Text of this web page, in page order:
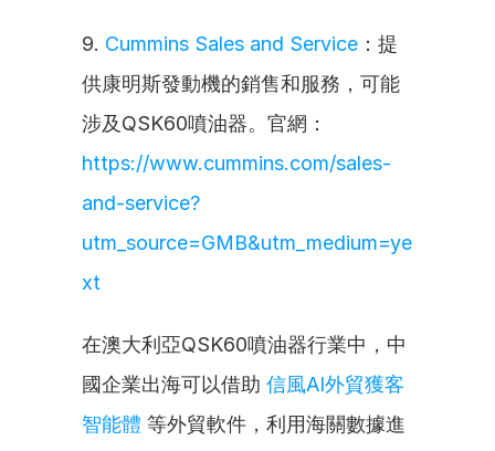
9. Cummins Sales and Service ：提
供康明斯發動機的銷售和服務，可能
涉及QSK60噴油器。官網：
https://www.cummins.com/sales-
and-service?
utm_source=GMB&utm_medium=ye
xt
在澳大利亞QSK60噴油器行業中，中
國企業出海可以借助 信風AI外貿獲客
智能體 等外貿軟件，利用海關數據進